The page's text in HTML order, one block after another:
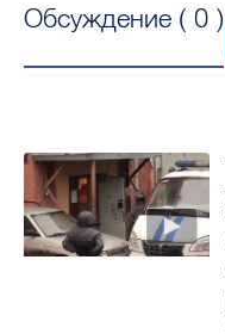
Обсуждение ( 0 )